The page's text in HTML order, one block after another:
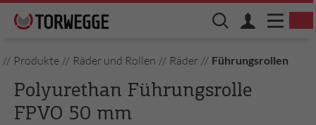
// Produkte // Räder und Rollen // Räder // Führungsrollen
Polyurethan Führungsrolle
FPVO 50 mm